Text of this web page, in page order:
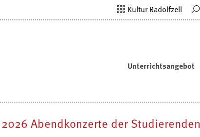
Kultur Radolfzell
Unterrichtsangebot
Abendkonzerte der Studierenden